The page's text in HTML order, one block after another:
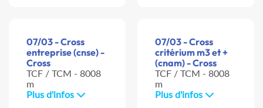
07/03 - Cross
entreprise (cnse) -
Cross
TCF / TCM - 8008
m
Plus d'infos
07/03 - Cross
critérium m3 et +
(cnam) - Cross
TCF / TCM - 8008
m
Plus d'infos